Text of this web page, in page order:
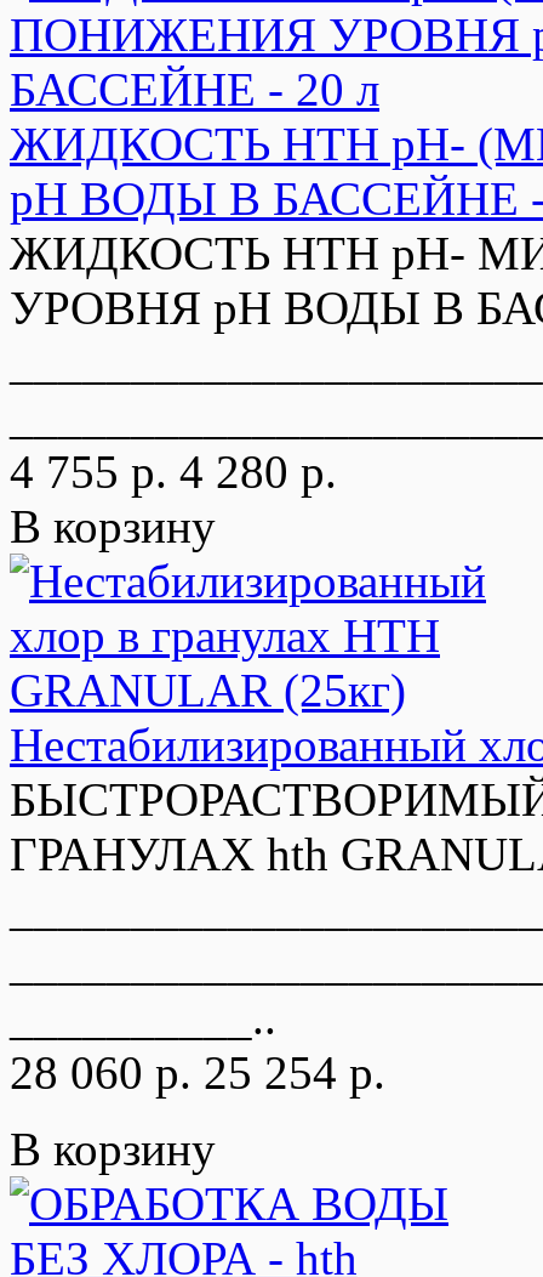
ЖИДКОСТЬ HTH pH-
pH ВОДЫ В БАССЕЙНЕ -
ЖИДКОСТЬ HTH pH-
УРОВНЯ pH ВОДЫ В
4 755 р. 4 280 р.
В корзину
Нестабилизированный
ГРАНУЛАХ hth
__________..
28 060 р. 25 254 р.
В корзину